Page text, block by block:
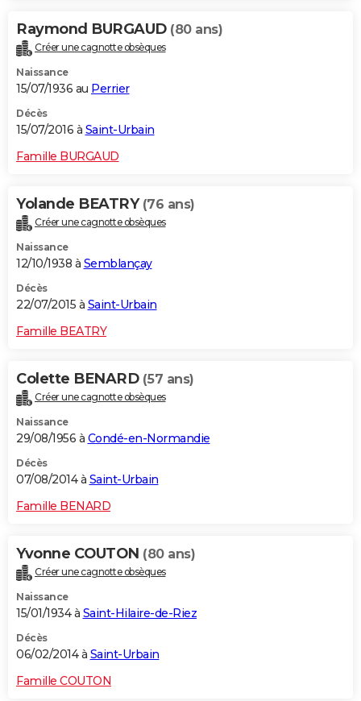
Raymond BURGAUD (80 ans)
Créer une cagnotte obsèques
Naissance
15/07/1936 au Perrier
Décès
15/07/2016 à Saint-Urbain
Famille BURGAUD
Yolande BEATRY (76 ans)
Créer une cagnotte obsèques
Naissance
12/10/1938 à Semblançay
Décès
22/07/2015 à Saint-Urbain
Famille BEATRY
Colette BENARD (57 ans)
Créer une cagnotte obsèques
Naissance
29/08/1956 à Condé-en-Normandie
Décès
07/08/2014 à Saint-Urbain
Famille BENARD
Yvonne COUTON (80 ans)
Créer une cagnotte obsèques
Naissance
15/01/1934 à Saint-Hilaire-de-Riez
Décès
06/02/2014 à Saint-Urbain
Famille COUTON